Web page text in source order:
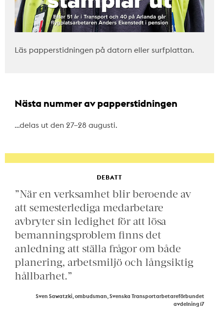
Läs papperstidningen på datorn eller surfplattan.
Nästa nummer av papperstidningen
…delas ut den 27–28 augusti.
DEBATT
”När en verksamhet blir beroende av
att semesterlediga medarbetare
avbryter sin ledighet för att lösa
bemanningsproblem finns det
anledning att ställa frågor om både
planering, arbetsmiljö och långsiktig
hållbarhet.”
Sven Sawatzki, ombudsman, Svenska Transportarbetareförbundet
avdelning 17